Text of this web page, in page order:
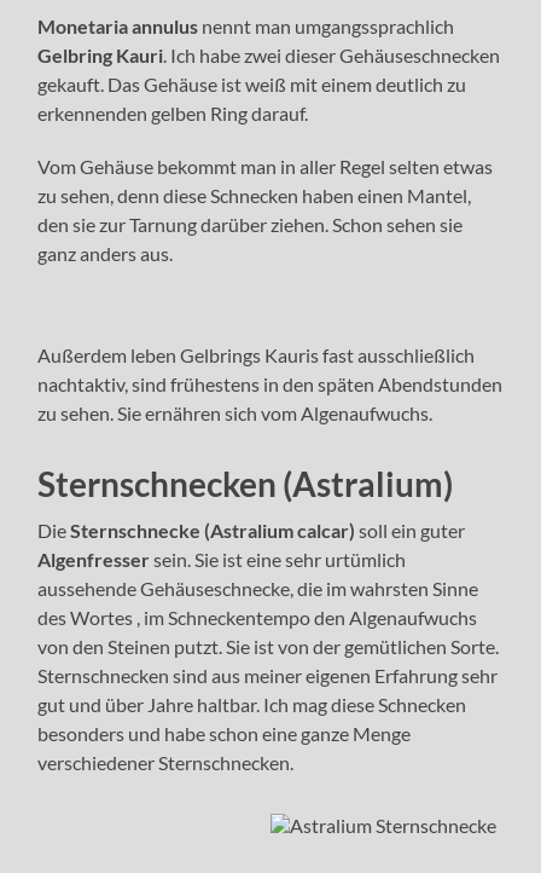
Monetaria annulus nennt man umgangssprachlich
Gelbring Kauri. Ich habe zwei dieser Gehäuseschnecken
gekauft. Das Gehäuse ist weiß mit einem deutlich zu
erkennenden gelben Ring darauf.
Vom Gehäuse bekommt man in aller Regel selten etwas
zu sehen, denn diese Schnecken haben einen Mantel,
den sie zur Tarnung darüber ziehen. Schon sehen sie
ganz anders aus.
Außerdem leben Gelbrings Kauris fast ausschließlich
nachtaktiv, sind frühestens in den späten Abendstunden
zu sehen. Sie ernähren sich vom Algenaufwuchs.
Sternschnecken (Astralium)
DieSternschnecke (Astralium calcar) soll ein guter
Algenfressersein. Sie ist eine sehr urtümlich
aussehende Gehäuseschnecke, die im wahrsten Sinne
des Wortes , im Schneckentempo den Algenaufwuchs
von den Steinen putzt. Sie ist von der gemütlichen Sorte.
Sternschnecken sind aus meiner eigenen Erfahrung sehr
gut und über Jahre haltbar. Ich mag diese Schnecken
besonders und habe schon eine ganze Menge
verschiedener Sternschnecken.